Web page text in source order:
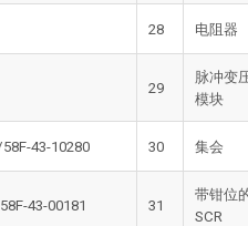
28 电阻器
29
脉冲变
模块
43-10280 30 集会
43-00181 31
带钳位
SCR